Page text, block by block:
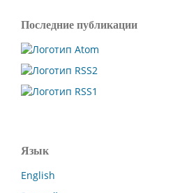
Последние публикации
Язык
English